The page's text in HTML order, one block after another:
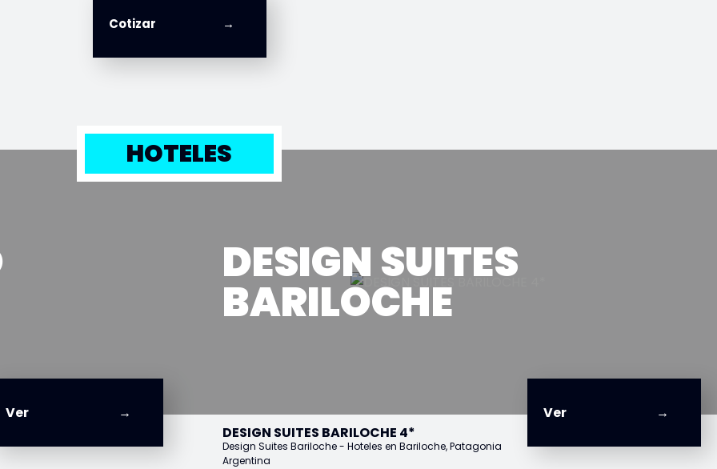
Cotizar
HOTELES
Ver
DESIGN SUITES
BARILOCHE
DESIGN SUITES BARILOCHE 4*
Design Suites Bariloche - Hoteles en Bariloche, Patagonia
Argentina
Ver